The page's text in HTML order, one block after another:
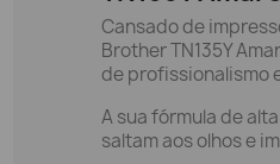
Cansado de
Brother TN135Y
de profissionalismo
A sua fórmula de
saltam aos olhos e